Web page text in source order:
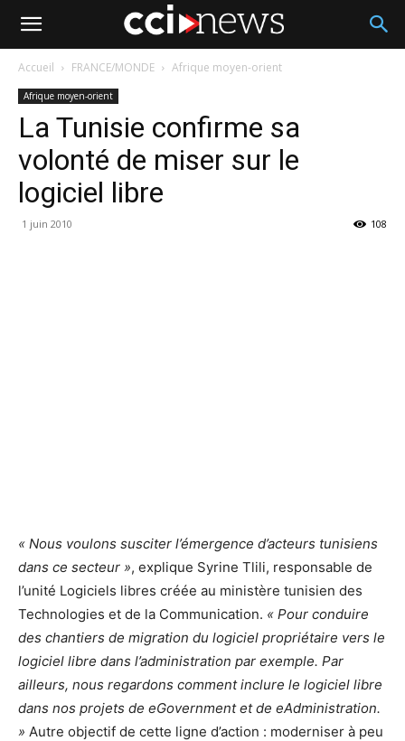
Accueil FRANCE/MONDE Afrique moyen-orient
Afrique moyen-orient
La Tunisie confirme sa
volonté de miser sur le
logiciel libre
1 juin 2010 108
« Nous voulons susciter l’émergence d’acteurs tunisiens
dans ce secteur », explique Syrine Tlili, responsable de
l’unité Logiciels libres créée au ministère tunisien des
Technologies et de la Communication. « Pour conduire
des chantiers de migration du logiciel propriétaire vers le
logiciel libre dans l’administration par exemple. Par
ailleurs, nous regardons comment inclure le logiciel libre
dans nos projets de eGovernment et de eAdministration.
» Autre objectif de cette ligne d’action : moderniser à peu